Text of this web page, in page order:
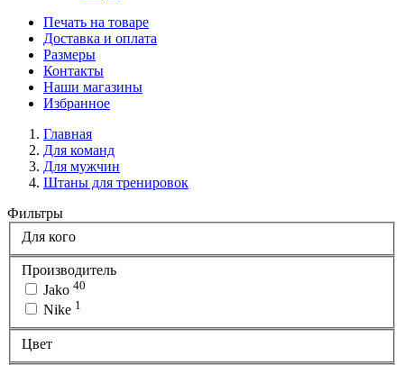
Печать на товаре
Доставка и оплата
Размеры
Контакты
Наши магазины
Избранное
Главная
Для команд
Для мужчин
Штаны для тренировок
Фильтры
Для кого
Производитель
Jako 40
Nike 1
Цвет